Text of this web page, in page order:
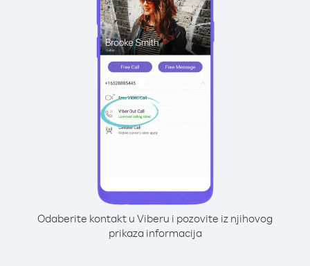
Odaberite kontakt u Viberu i pozovite iz njihovog
prikaza informacija